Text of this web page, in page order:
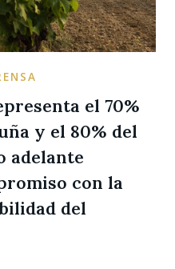
el 70%
y el 80% del
adelante
con la
del